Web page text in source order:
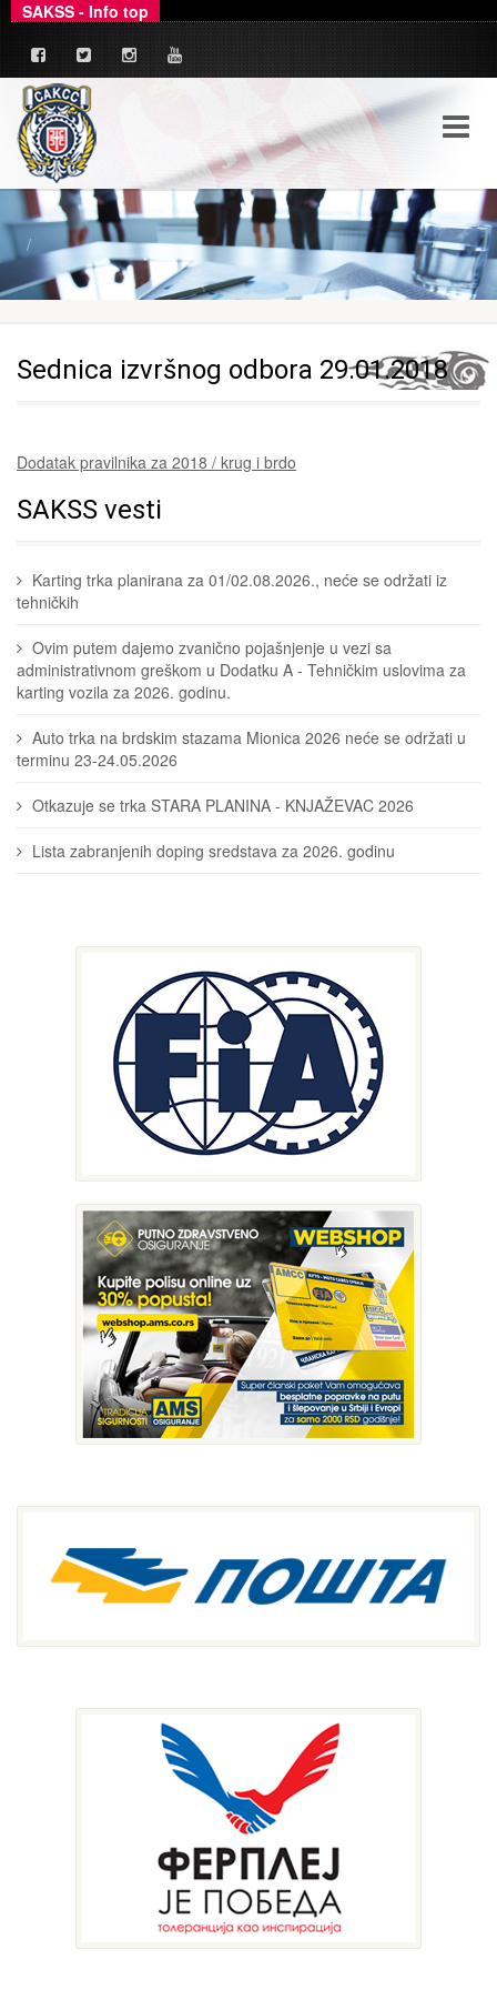
SAKSS - Info top
Sednica izvršnog odbora 29.01.2018
Dodatak pravilnika za 2018 / krug i brdo
SAKSS vesti
Karting trka planirana za 01/02.08.2026., neće se održati iz
tehničkih
Ovim putem dajemo zvanično pojašnjenje u vezi sa
administrativnom greškom u Dodatku A - Tehničkim uslovima za
karting vozila za 2026. godinu.
Auto trka na brdskim stazama Mionica 2026 neće se održati u
terminu 23-24.05.2026
Otkazuje se trka STARA PLANINA - KNJAŽEVAC 2026
Lista zabranjenih doping sredstava za 2026. godinu